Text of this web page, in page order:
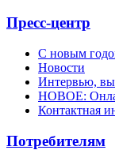
Пресс-центр
С новым
Новости
Интервью,
НОВОЕ:
Контактная
Потребителям